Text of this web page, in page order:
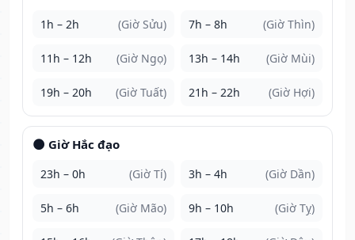
1h – 2h (Giờ Sửu) 7h – 8h (Giờ Thìn)
11h – 12h (Giờ Ngọ) 13h – 14h (Giờ Mùi)
19h – 20h (Giờ Tuất) 21h – 22h (Giờ Hợi)
🌑 Giờ Hắc đạo
23h – 0h (Giờ Tí) 3h – 4h (Giờ Dần)
5h – 6h (Giờ Mão) 9h – 10h (Giờ Tỵ)